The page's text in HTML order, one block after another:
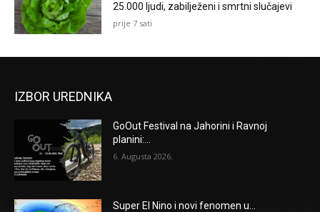
25.000 ljudi, zabilježeni i smrtni slučajevi
prije 7 sati
IZBOR UREDNIKA
GoOut Festival na Jahorini i Ravnoj
planini:...
6. Augusta 2026.
Super El Nino i novi fenomen u...